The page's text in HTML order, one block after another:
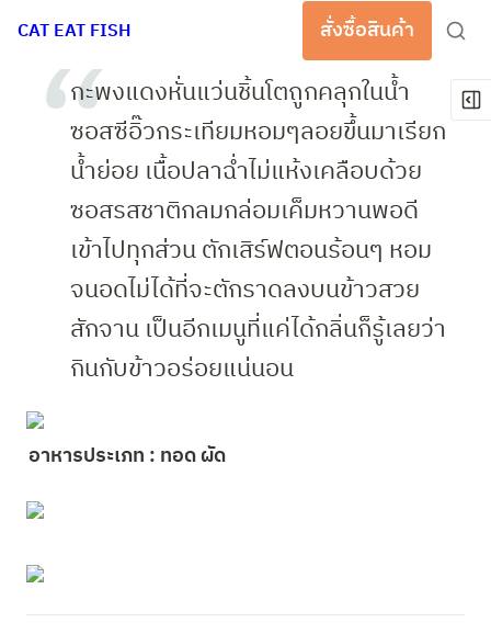
CAT EAT FISH สั่งซื้อสินค้า
กะพงแดงหั่นแว่นชิ้นโตถูกคลุกในน้ำ
ซอสซีอิ๊วกระเทียมหอมๆลอยขึ้นมาเรียก
น้ำย่อย เนื้อปลาฉ่ำไม่แห้งเคลือบด้วย
ซอสรสชาติกลมกล่อมเค็มหวานพอดี
เข้าไปทุกส่วน ตักเสิร์ฟตอนร้อนๆ หอม
จนอดไม่ได้ที่จะตักราดลงบนข้าวสวย
สักจาน เป็นอีกเมนูที่แค่ได้กลิ่นก็รู้เลยว่า
กินกับข้าวอร่อยแน่นอน
อาหารประเภท : ทอด ผัด